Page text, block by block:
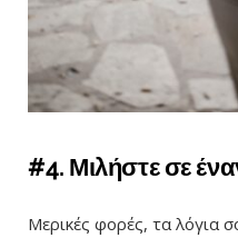
#4. Μιλήστε σε
Μερικές φορές, τα λόγια